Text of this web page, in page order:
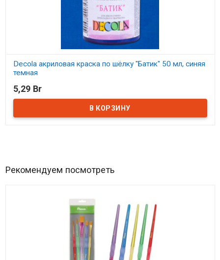
Decola акриловая краска по шёлку "Батик" 50 мл, синяя
темная
В наличии
5,29 Br
Рекомендуем посмотреть